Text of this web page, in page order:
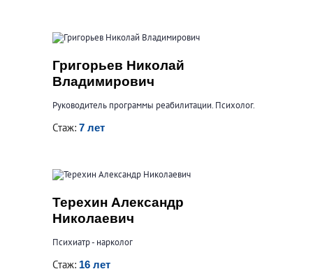
Григорьев Николай
Владимирович
Руководитель программы реабилитации. Психолог.
Стаж: 7 лет
Терехин Александр
Николаевич
Психиатр - нарколог
Стаж: 16 лет